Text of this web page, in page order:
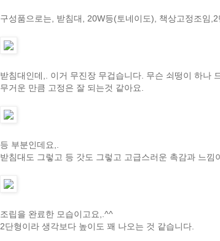
구성품으로는, 받침대, 20W등(토네이도), 책상고정조임,2
받침대인데,. 이거 무진장 무겁습니다. 무슨 쇠떵이 하나
무거운 만큼 고정은 잘 되는것 같아요.
등 부분인데요,.
받침대도 그렇고 등 갓도 그렇고 고급스러운 촉감과 느
조립을 완료한 모습이고요,.^^
2단형이라 생각보다 높이도 꽤 나오는 것 같습니다.